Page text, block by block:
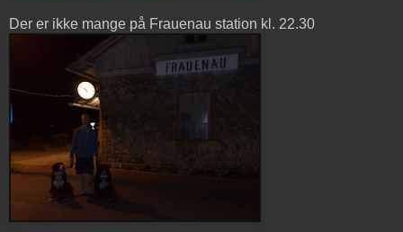
Der er ikke mange på Frauenau station kl. 22.30